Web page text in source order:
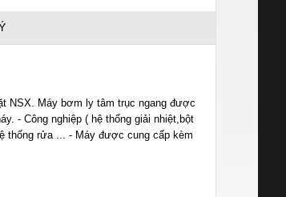
NSX. Máy bơm ly tâm trục ngang được
- Công nghiệp ( hệ thống giải nhiệt,bột
thống rửa ... - Máy được cung cấp kèm